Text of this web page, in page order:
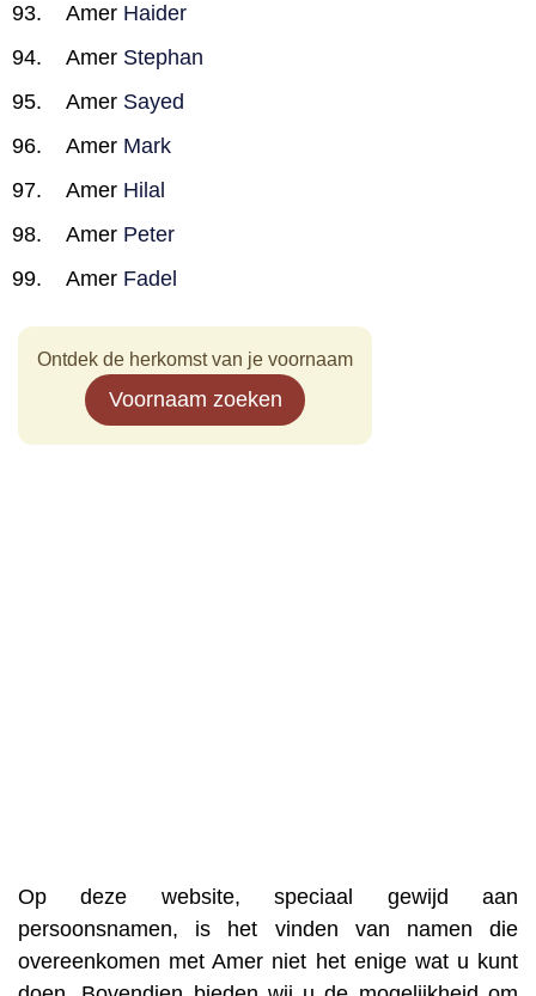
Amer Haider
Amer Stephan
Amer Sayed
Amer Mark
Amer Hilal
Amer Peter
Amer Fadel
Ontdek de herkomst van je voornaam
Voornaam zoeken
Op deze website, speciaal gewijd aan
persoonsnamen, is het vinden van namen die
overeenkomen met Amer niet het enige wat u kunt